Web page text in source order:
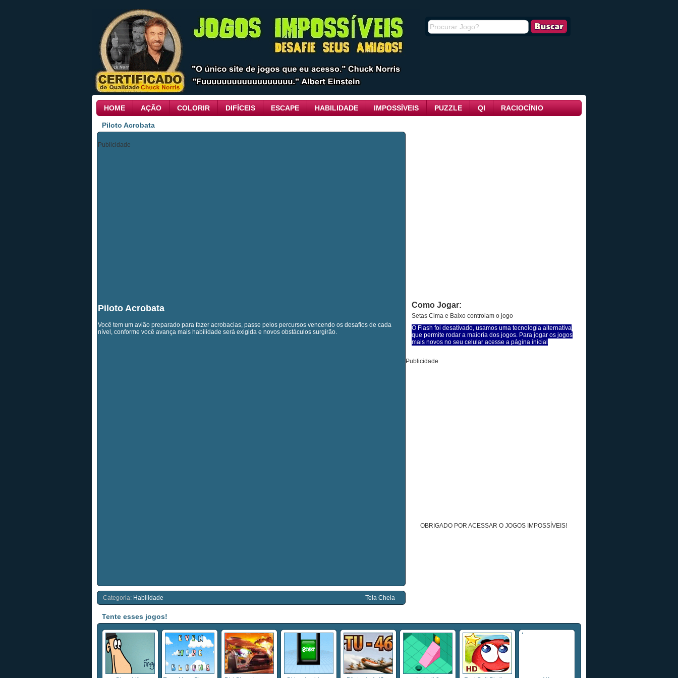
HOME AÇÃO COLORIR DIFÍCEIS ESCAPE HABILIDADE IMPOSSÍVEIS PUZZLE QI RACIOCÍNIO
Piloto Acrobata
Publicidade
Piloto Acrobata
Você tem um avião preparado para fazer acrobacias, passe pelos percursos vencendo os desafios de cada
nível, conforme você avança mais habilidade será exigida e novos obstáculos surgirão.
Categoria: Habilidade Tela Cheia
Como Jogar:
Setas Cima e Baixo controlam o jogo
O Flash foi desativado, usamos uma tecnologia alternativa
que permite rodar a maioria dos jogos. Para jogar os jogos
mais novos no seu celular acesse a página inicial
Publicidade
OBRIGADO POR ACESSAR O JOGOS IMPOSSÍVEIS!
Tente esses jogos!